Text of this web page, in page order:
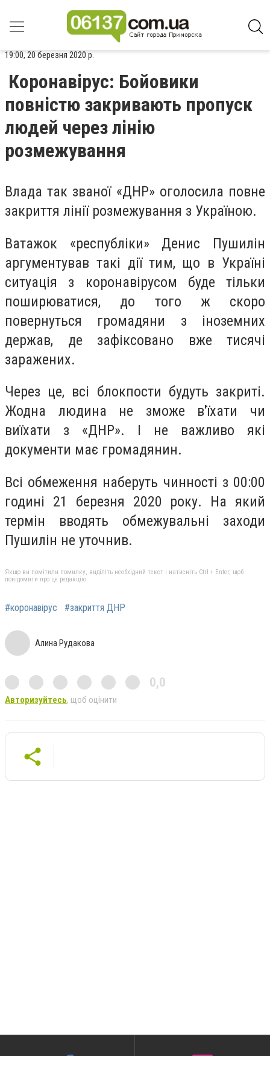
19:00, 20 березня 2020 р.
Коронавірус: Бойовики
повністю закривають пропуск
людей через лінію
розмежування
Влада так званої «ДНР» оголосила повне
закриття лінії розмежування з Україною.
Ватажок «республіки» Денис Пушилін
аргументував такі дії тим, що в Україні
ситуація з коронавірусом буде тільки
поширюватися, до того ж скоро
повернуться громадяни з іноземних
держав, де зафіксовано вже тисячі
заражених.
Через це, всі блокпости будуть закриті.
Жодна людина не зможе в'їхати чи
виїхати з «ДНР». І не важливо які
документи має громадянин.
Всі обмеження наберуть чинності з 00:00
годині 21 березня 2020 року. На який
термін вводять обмежувальні заходи
Пушилін не уточнив.
Якщо ви помітили помилку, виділіть необхідний текст і натисніть Ctrl + Enter, щоб
повідомити про це редакцію
#коронавірус #закриття ДНР
Алина Рудакова
0,0
Авторизуйтесь, щоб оцінити